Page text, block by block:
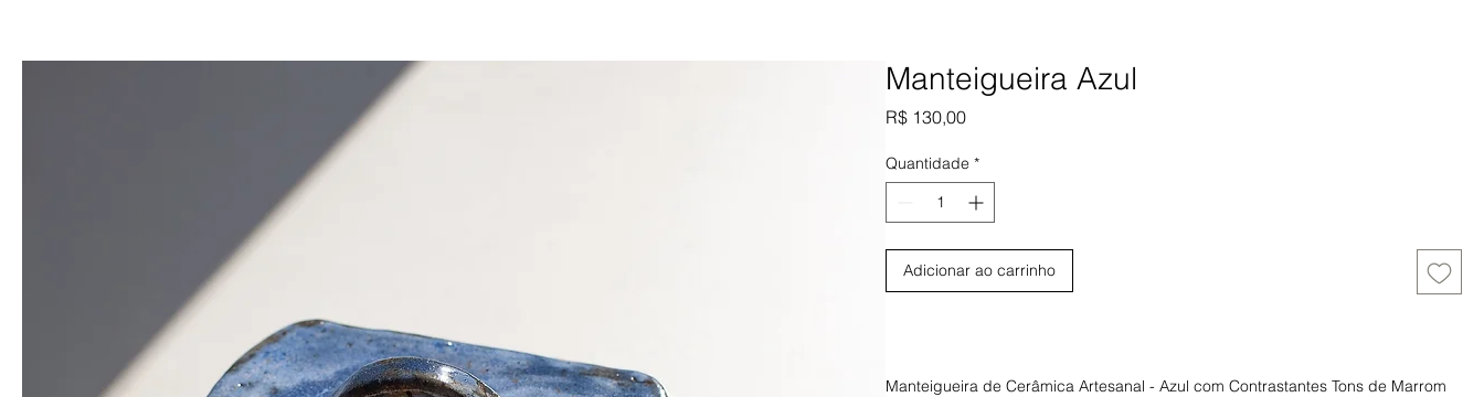
Manteigueira Azul
R$ 130,00Preço
Quantidade *
Adicionar ao carrinho
Manteigueira de Cerâmica Artesanal - Azul com Contrastantes Tons de Marrom